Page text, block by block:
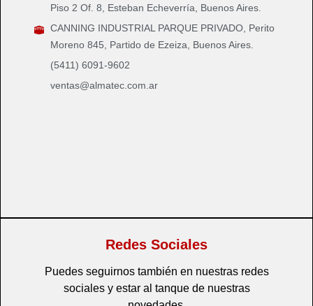
Piso 2 Of. 8, Esteban Echeverría, Buenos Aires.
CANNING INDUSTRIAL PARQUE PRIVADO, Perito
Moreno 845, Partido de Ezeiza, Buenos Aires.
(5411) 6091-9602
ventas@almatec.com.ar
Redes Sociales
Puedes seguirnos también en nuestras redes
sociales y estar al tanque de nuestras